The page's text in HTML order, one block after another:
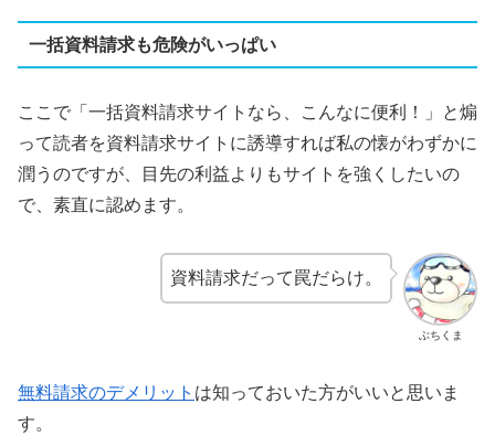
一括資料請求も危険がいっぱい
ここで「一括資料請求サイトなら、こんなに便利！」と煽
って読者を資料請求サイトに誘導すれば私の懐がわずかに
潤うのですが、目先の利益よりもサイトを強くしたいの
で、素直に認めます。
ぶちくま
資料請求だって罠だらけ。
無料請求のデメリット は知っておいた方がいいと思いま
す。